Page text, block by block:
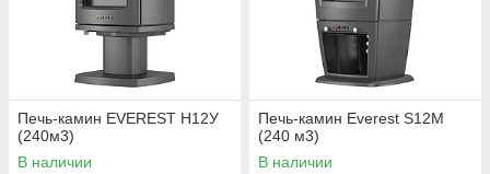
Печь-камин EVEREST H12У
(240м3)
В наличии
Печь-камин Everest S12M
(240 м3)
В наличии